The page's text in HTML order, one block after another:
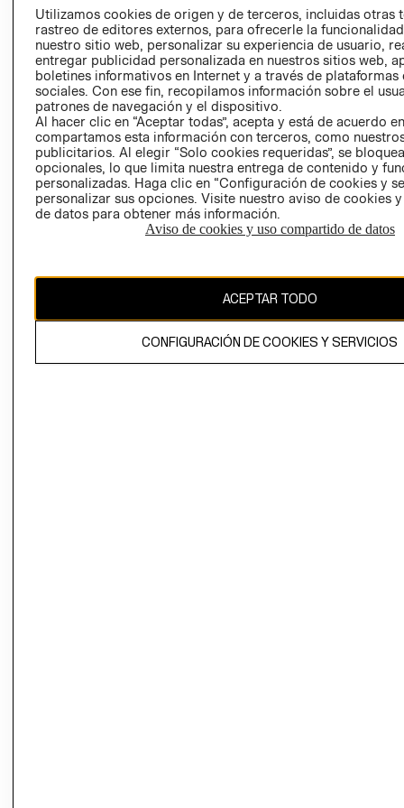
PRENSA
RELACIÓN CON
INVERSIONISTAS
POLÍTICA
EMPRESARIAL
- RETIRO EN
TIENDA
TÉRMINOS Y
CONDICIONES
AVISO DE
PRIVACIDAD
GIFT CARD
AVISO DE
COOKIES
CAMBIAR REGIÓN
Utilizamos cookies de origen y de terceros, incluidas otras
rastreo de editores externos, para ofrecerle la
nuestro sitio web, personalizar su experiencia de usuario,
entregar publicidad personalizada en nuestros sitios web,
boletines informativos en Internet y a través de plataformas
sociales. Con ese fin, recopilamos información sobre el
patrones de navegación y el dispositivo.
Al hacer clic en “Aceptar todas”, acepta y está de acuerdo
compartamos esta información con terceros, como
publicitarios. Al elegir “Solo cookies requeridas”, se
opcionales, lo que limita nuestra entrega de contenido y
personalizadas. Haga clic en “Configuración de cookies y
personalizar sus opciones. Visite nuestro aviso de cookies
de datos para obtener más información.
Aviso de cookies y uso compartido de datos
ACEPTAR TODO
CONFIGURACIÓN DE COOKIES Y SERVICIOS